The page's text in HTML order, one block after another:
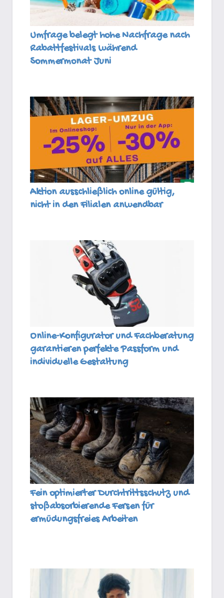
Umfrage belegt hohe Nachfrage nach
Rabattfestivals während
Sommermonat Juni
Aktion ausschließlich online gültig,
nicht in den Filialen anwendbar
Online-Konfigurator und Fachberatung
garantieren perfekte Passform und
individuelle Gestaltung
Fein optimierter Durchtrittsschutz und
stoßabsorbierende Fersen für
ermüdungsfreies Arbeiten